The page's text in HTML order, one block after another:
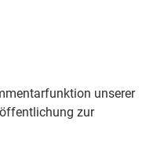
unserer
zur